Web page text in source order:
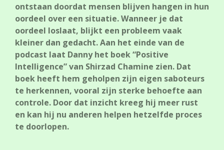
ontstaan doordat mensen blijven hangen in hun
oordeel over een situatie. Wanneer je dat
oordeel loslaat, blijkt een probleem vaak
kleiner dan gedacht. Aan het einde van de
podcast laat Danny het boek “Positive
Intelligence” van Shirzad Chamine zien. Dat
boek heeft hem geholpen zijn eigen saboteurs
te herkennen, vooral zijn sterke behoefte aan
controle. Door dat inzicht kreeg hij meer rust
en kan hij nu anderen helpen hetzelfde proces
te doorlopen.